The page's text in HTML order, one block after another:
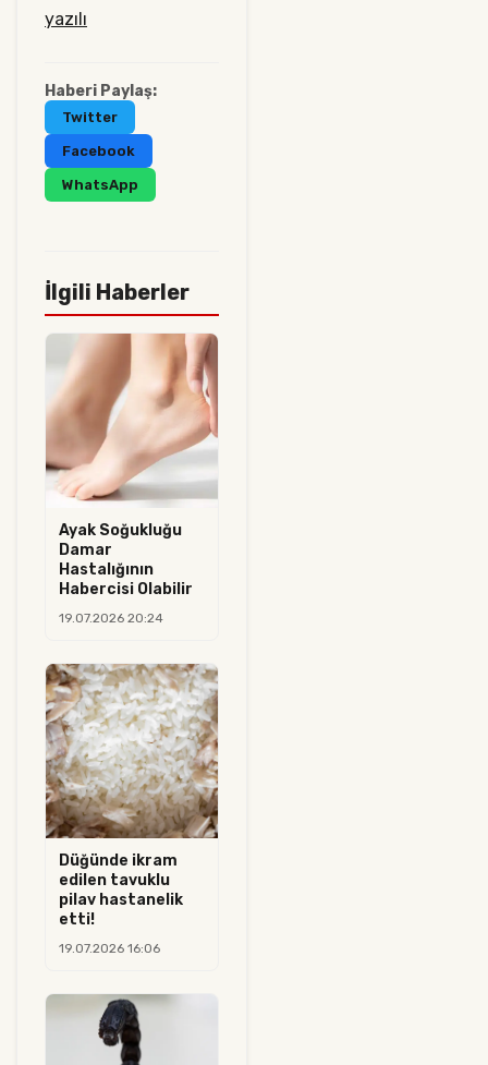
yazılı
Haberi Paylaş:
Twitter
Facebook
WhatsApp
İlgili Haberler
Ayak Soğukluğu
Damar
Hastalığının
Habercisi Olabilir
19.07.2026 20:24
Düğünde ikram
edilen tavuklu
pilav hastanelik
etti!
19.07.2026 16:06